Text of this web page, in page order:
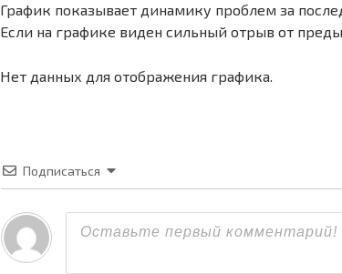
График показывает динамику проблем за
Если на графике виден сильный отрыв от
Нет данных для отображения графика.
Подписаться